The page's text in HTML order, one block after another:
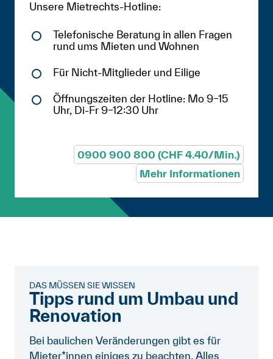
Unsere Mietrechts-Hotline:
Telefonische Beratung in allen Fragen
rund ums Mieten und Wohnen
Für Nicht-Mitglieder und Eilige
Öffnungszeiten der Hotline: Mo 9–15
Uhr, Di-Fr 9–12:30 Uhr
0900 900 800 (CHF 4.40/Min.)
Mehr Informationen
DAS MÜSSEN SIE WISSEN
Tipps rund um Umbau und
Renovation
Bei baulichen Veränderungen gibt es für
Mieter*innen einiges zu beachten. Alles